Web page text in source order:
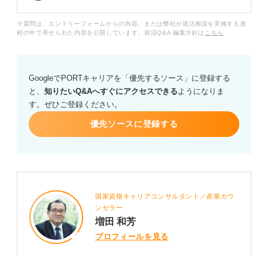
して、どのような企業に注目すれば良いか、また、今か
※質問は、エントリーフォームからの内容、または弊社が就活相談を実施する過
程の中で寄せられた内容を公開しています。就活Q&A 編集方針は こちら
GoogleでPORTキャリアを「優先するソース」に登録する
と、 知りたいQ&Aへすぐにアクセスできるようになりま
す。ぜひご登録ください。
優先ソースに登録する
国家資格キャリアコンサルタント／産業カウ
ンセラー
増田 和芳
プロフィールを見る